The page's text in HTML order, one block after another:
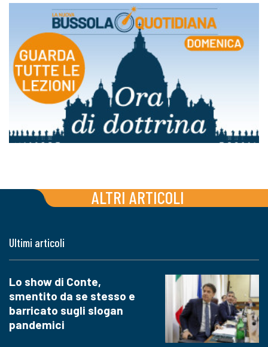
ALTRI ARTICOLI
Ultimi articoli
Lo show di Conte,
smentito da se stesso e
barricato sugli slogan
pandemici